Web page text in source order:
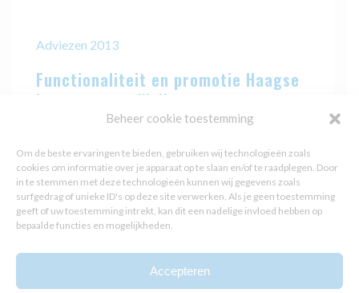
Beheer cookie toestemming
Om de beste ervaringen te bieden, gebruiken wij technologieën zoals
cookies om informatie over je apparaat op te slaan en/of te raadplegen. Door
in te stemmen met deze technologieën kunnen wij gegevens zoals
surfgedrag of unieke ID's op deze site verwerken. Als je geen toestemming
geeft of uw toestemming intrekt, kan dit een nadelige invloed hebben op
bepaalde functies en mogelijkheden.
Accepteren
Adviezen 2013
Functionaliteit en promotie Haagse
jongeren app WeHague
Jongerenambassadeurs wethouder
Karsten Klein het advies gegeven een
jongerenapp te laten ontwikkelen. In
2012 is hier opvolging aan gegeven en
is de app in samenspraak [...]